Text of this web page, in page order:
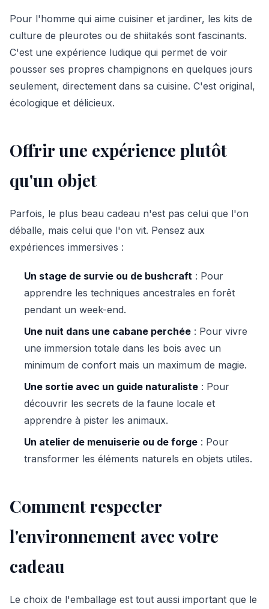
Pour l'homme qui aime cuisiner et jardiner, les kits de
culture de pleurotes ou de shiitakés sont fascinants.
C'est une expérience ludique qui permet de voir
pousser ses propres champignons en quelques jours
seulement, directement dans sa cuisine. C'est original,
écologique et délicieux.
Offrir une expérience plutôt
qu'un objet
Parfois, le plus beau cadeau n'est pas celui que l'on
déballe, mais celui que l'on vit. Pensez aux
expériences immersives :
Un stage de survie ou de bushcraft : Pour
apprendre les techniques ancestrales en forêt
pendant un week-end.
Une nuit dans une cabane perchée : Pour vivre
une immersion totale dans les bois avec un
minimum de confort mais un maximum de magie.
Une sortie avec un guide naturaliste : Pour
découvrir les secrets de la faune locale et
apprendre à pister les animaux.
Un atelier de menuiserie ou de forge : Pour
transformer les éléments naturels en objets utiles.
Comment respecter
l'environnement avec votre
cadeau
Le choix de l'emballage est tout aussi important que le